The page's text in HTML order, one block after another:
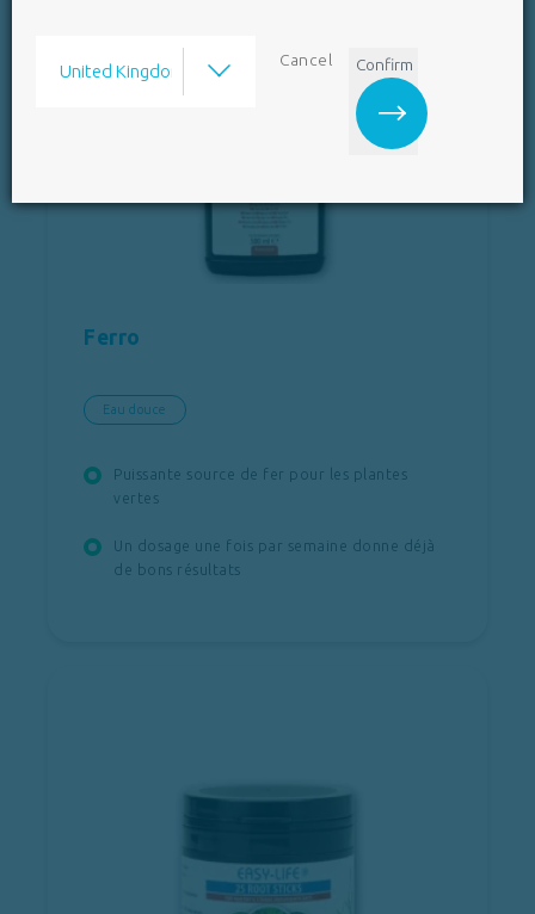
Ferro
Eau douce
Puissante source de fer pour les plantes
vertes
Un dosage une fois par semaine donne déjà
de bons résultats
Cancel Confirm